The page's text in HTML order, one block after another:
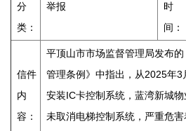
分
类：
举报
时
间：
信件
内
容：
平顶山市市场监督管理局发布
管理条例》中指出，从2025年
安装IC卡控制系统，蓝湾新城
未取消电梯控制系统，严重危